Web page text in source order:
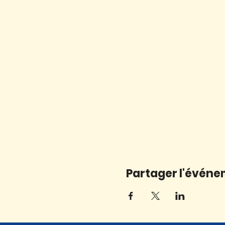
Partager